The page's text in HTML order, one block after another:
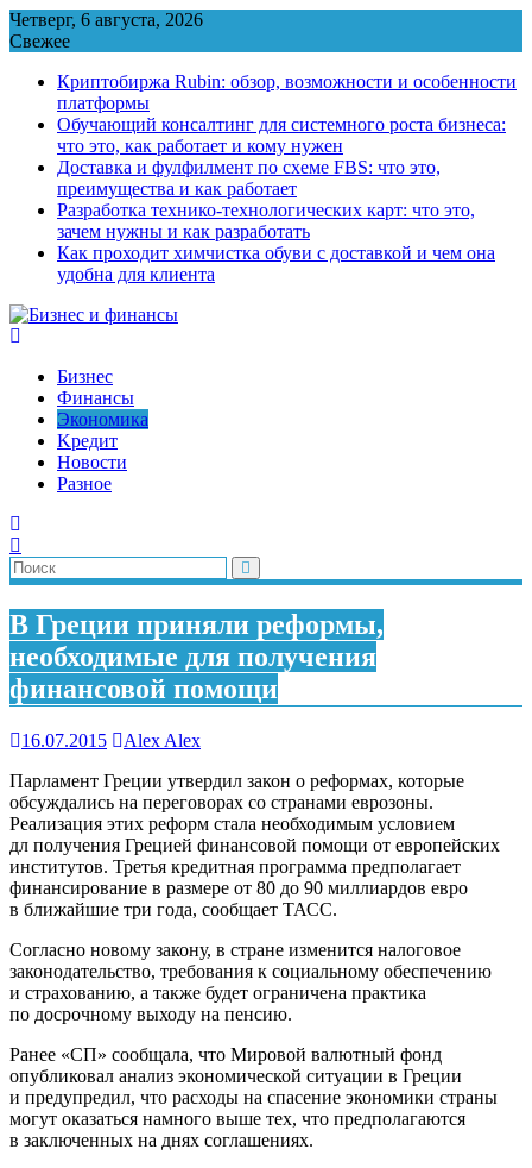
Перейти
к
Четверг, 6 августа, 2026
Свежее
Криптобиржа Rubin: обзор, возможности и особенности
платформы
Обучающий консалтинг для системного роста бизнеса:
что это, как работает и кому нужен
Доставка и фулфилмент по схеме FBS: что это,
преимущества и как работает
Разработка технико-технологических карт: что это,
зачем нужны и как разработать
Как проходит химчистка обуви с доставкой и чем она
удобна для клиента
Бизнес
Финансы
Экономика
Kредит
Новости
Разное
В Греции приняли реформы,
необходимые для получения
финансовой помощи
16.07.2015
Alex Alex
Парламент Греции утвердил закон о реформах, которые
обсуждались на переговорах со странами еврозоны.
Реализация этих реформ стала необходимым условием
дл получения Грецией финансовой помощи от европейских
институтов. Третья кредитная программа предполагает
финансирование в размере от 80 до 90 миллиардов евро
в ближайшие три года, сообщает ТАСС.
Согласно новому закону, в стране изменится налоговое
законодательство, требования к социальному обеспечению
и страхованию, а также будет ограничена практика
по досрочному выходу на пенсию.
Ранее «СП» сообщала, что Мировой валютный фонд
опубликовал анализ экономической ситуации в Греции
и предупредил, что расходы на спасение экономики страны
могут оказаться намного выше тех, что предполагаются
в заключенных на днях соглашениях.